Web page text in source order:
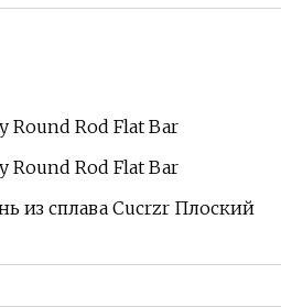
из сплава Cucrzr Плоский